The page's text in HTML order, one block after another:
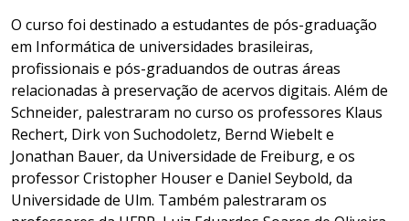
O curso foi destinado a estudantes de pós-graduação
em Informática de universidades brasileiras,
profissionais e pós-graduandos de outras áreas
relacionadas à preservação de acervos digitais. Além de
Schneider, palestraram no curso os professores Klaus
Rechert, Dirk von Suchodoletz, Bernd Wiebelt e
Jonathan Bauer, da Universidade de Freiburg, e os
professor Cristopher Houser e Daniel Seybold, da
Universidade de Ulm. Também palestraram os